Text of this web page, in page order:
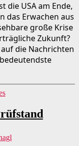
die USA am Ende,
das Erwachen aus
große Krise
Zukunft?
die Nachrichten